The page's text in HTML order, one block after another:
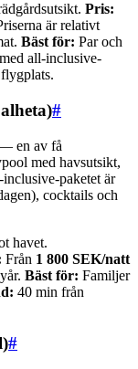
Pris:
är relativt
Bäst för: Par och
all-inclusive-
#
en av få
med havsutsikt,
paketet är
cocktails och
havet.
Från 1 800 SEK/natt
Bäst för: Familjer
40 min från
#